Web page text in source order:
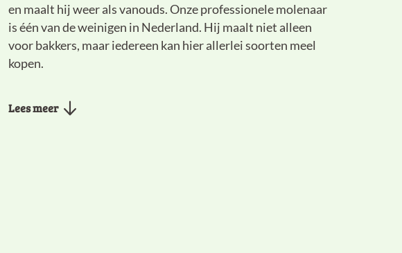
en maalt hij weer als vanouds. Onze professionele molenaar
is één van de weinigen in Nederland. Hij maalt niet alleen
voor bakkers, maar iedereen kan hier allerlei soorten meel
kopen.
Lees meer